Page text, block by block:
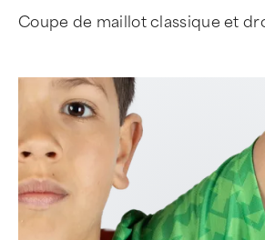
Coupe de maillot classique et